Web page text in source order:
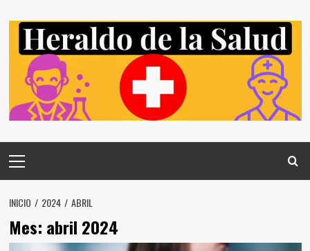
contenido
principal
INICIO 2024 ABRIL
Mes: abril 2024